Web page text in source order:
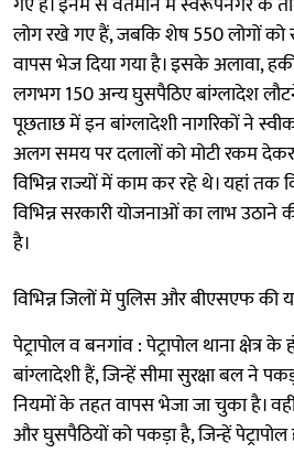
लोग रखे गए हैं, जबकि शेष 550 लोगों को
वापस भेज दिया गया है। इसके अलावा,
लगभग 150 अन्य घुसपैठिए बांग्लादेश
पूछताछ में इन बांग्लादेशी नागरिकों ने
अलग समय पर दलालों को मोटी रकम
विभिन्न राज्यों में काम कर रहे थे। यहां तक
विभिन्न सरकारी योजनाओं का लाभ
है।
विभिन्न जिलों में पुलिस और बीएसएफ की
पेट्रापोल व बनगांव : पेट्रापोल थाना क्षेत्र
बांग्लादेशी हैं, जिन्हें सीमा सुरक्षा बल ने
नियमों के तहत वापस भेजा जा चुका है।
और घुसपैठियों को पकड़ा है, जिन्हें पेट्रापोल